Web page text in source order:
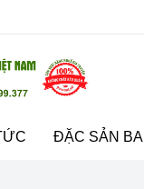
ĐẶC SẢN BA